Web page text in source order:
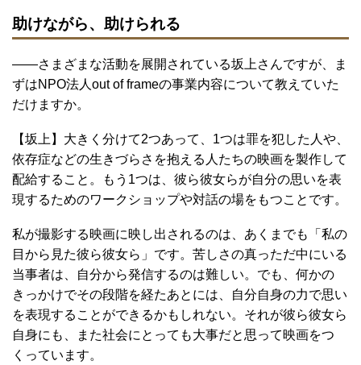
助けながら、助けられる
――さまざまな活動を展開されている坂上さんですが、ま
ずはNPO法人out of frameの事業内容について教えていた
だけますか。
【坂上】大きく分けて2つあって、1つは罪を犯した人や、
依存症などの生きづらさを抱える人たちの映画を製作して
配給すること。もう1つは、彼ら彼女らが自分の思いを表
現するためのワークショップや対話の場をもつことです。
私が撮影する映画に映し出されるのは、あくまでも「私の
目から見た彼ら彼女ら」です。苦しさの真っただ中にいる
当事者は、自分から発信するのは難しい。でも、何かの
きっかけでその段階を経たあとには、自分自身の力で思い
を表現することができるかもしれない。それが彼ら彼女ら
自身にも、また社会にとっても大事だと思って映画をつ
くっています。